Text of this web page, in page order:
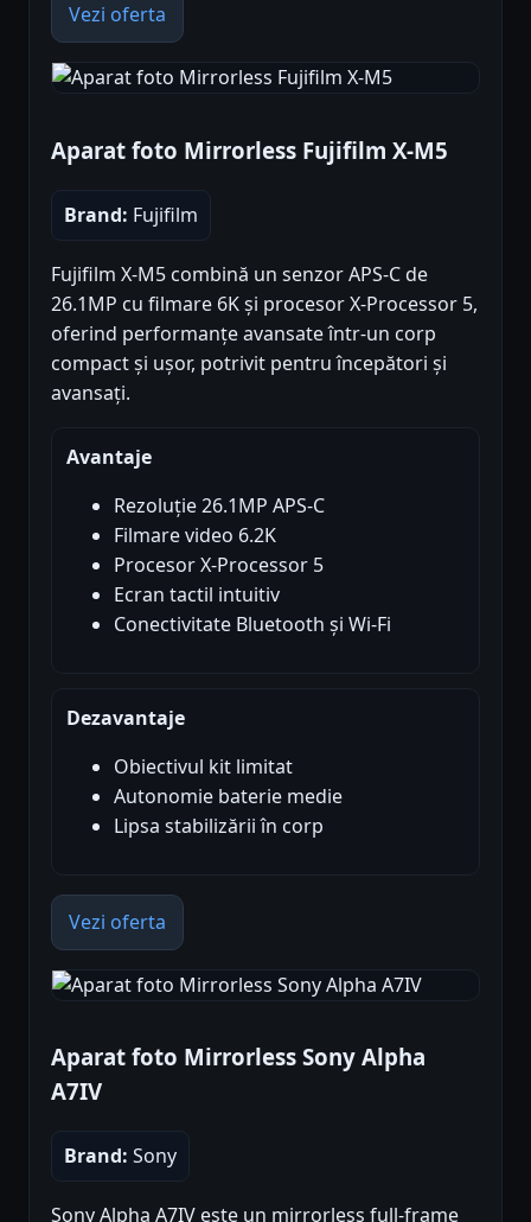
Vezi oferta
Aparat foto Mirrorless Fujifilm X-M5
Brand: Fujifilm
Fujifilm X-M5 combină un senzor APS-C de
26.1MP cu filmare 6K și procesor X-Processor 5,
oferind performanțe avansate într-un corp
compact și ușor, potrivit pentru începători și
avansați.
Avantaje
Rezoluție 26.1MP APS-C
Filmare video 6.2K
Procesor X-Processor 5
Ecran tactil intuitiv
Conectivitate Bluetooth și Wi-Fi
Dezavantaje
Obiectivul kit limitat
Autonomie baterie medie
Lipsa stabilizării în corp
Vezi oferta
Aparat foto Mirrorless Sony Alpha
A7IV
Brand: Sony
Sony Alpha A7IV este un mirrorless full-frame